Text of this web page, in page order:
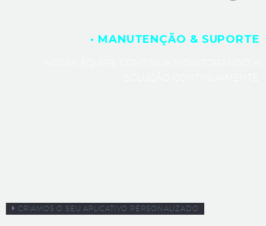
· MANUTENÇÃO & SUPORTE
CRIAMOS O SEU APLICATIVO PERSONALIZADO